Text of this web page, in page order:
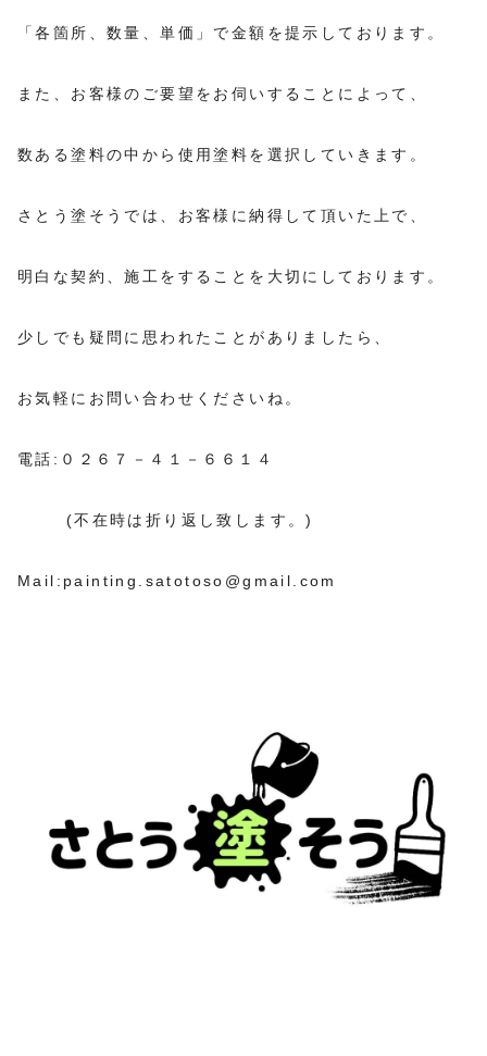
「各箇所、数量、単価」で金額を提示しております。
また、お客様のご要望をお伺いすることによって、
数ある塗料の中から使用塗料を選択していきます。
さとう塗そうでは、お客様に納得して頂いた上で、
明白な契約、施工をすることを大切にしております。
少しでも疑問に思われたことがありましたら、
お気軽にお問い合わせくださいね。
電話:０２６７－４１－６６１４
(不在時は折り返し致します。)
Mail: painting.satotoso@gmail.com